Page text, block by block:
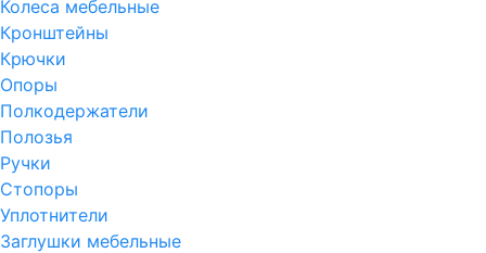
Колеса мебельные
Кронштейны
Крючки
Опоры
Полкодержатели
Полозья
Ручки
Стопоры
Уплотнители
Заглушки мебельные